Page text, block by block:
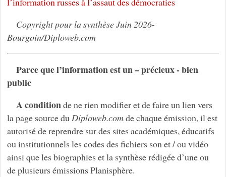
Copyright pour la synthèse Juin 2026-
Bourgoin/Diploweb.com
Parce que l’information est un – précieux - bien
public
A conditionde ne rien modifier et de faire un lien vers
la page source duDiploweb.comde chaque émission, il est
autorisé de reprendre sur des sites académiques, éducatifs
ou institutionnels les codes des fichiers son et / ou vidéo
ainsi que les biographies et la synthèse rédigée d’une ou
de plusieurs émissions Planisphère.